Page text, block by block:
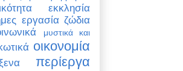
εκκλησία
εργασία ζώδια
μυστικά και
οικονομία
περίεργα